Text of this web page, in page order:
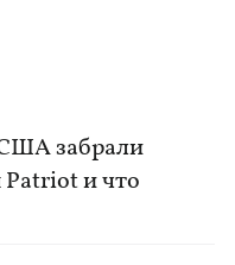
забрали
и что